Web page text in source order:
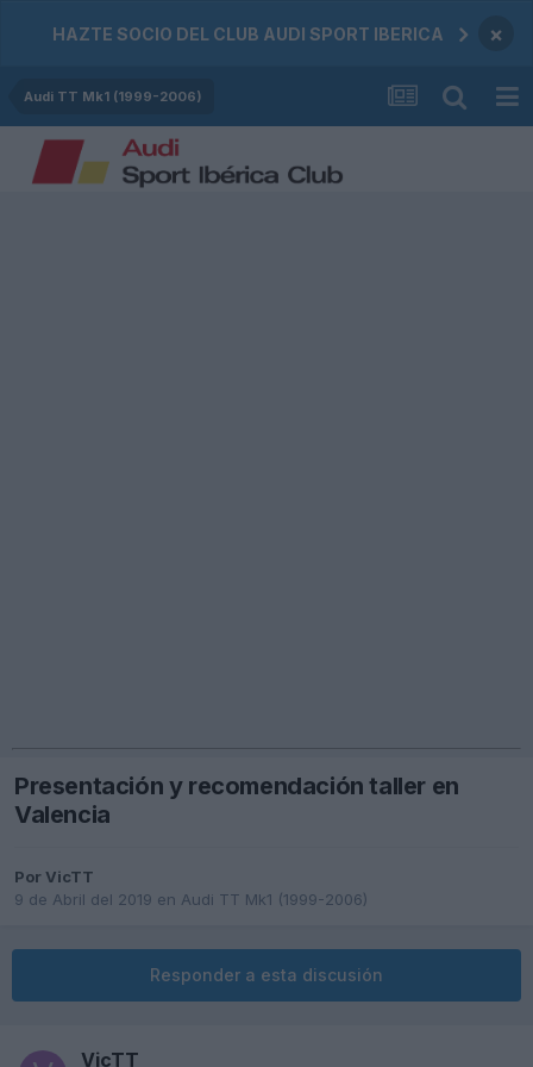
HAZTE SOCIO DEL CLUB AUDI SPORT IBERICA ×
Audi TT Mk1 (1999-2006)
Presentación y recomendación taller en
Valencia
PorVicTT
9 de Abril del 2019 en Audi TT Mk1 (1999-2006)
Responder a esta discusión
VicTT